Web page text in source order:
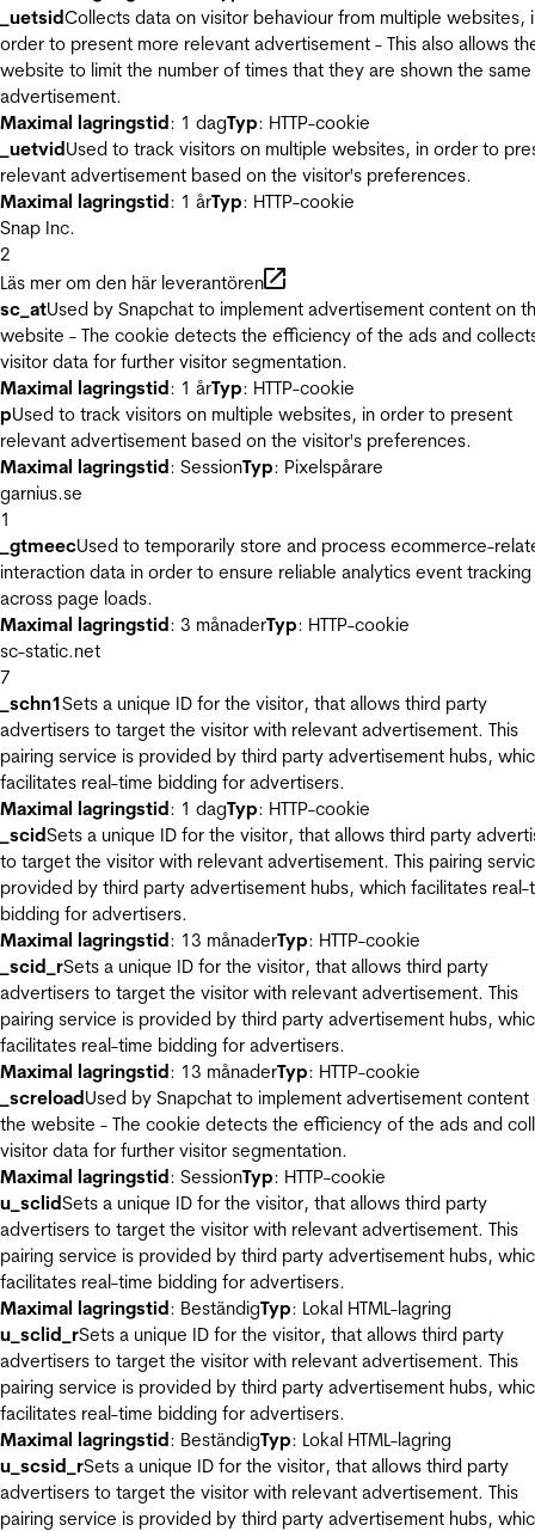
_uetsidCollects data on visitor behaviour from multiple websites,
order to present more relevant advertisement - This also allows
website to limit the number of times that they are shown the same
advertisement.
Maximal lagringstid: 1 dagTyp: HTTP-cookie
_uetvidUsed to track visitors on multiple websites, in order to
relevant advertisement based on the visitor's preferences.
Maximal lagringstid: 1 årTyp: HTTP-cookie
Snap Inc.
2
Läs mer om den här leverantören
sc_atUsed by Snapchat to implement advertisement content on
website - The cookie detects the efficiency of the ads and
visitor data for further visitor segmentation.
Maximal lagringstid: 1 årTyp: HTTP-cookie
pUsed to track visitors on multiple websites, in order to present
relevant advertisement based on the visitor's preferences.
Maximal lagringstid: SessionTyp: Pixelspårare
garnius.se
1
_gtmeecUsed to temporarily store and process ecommerce-
interaction data in order to ensure reliable analytics event tracking
across page loads.
Maximal lagringstid: 3 månaderTyp: HTTP-cookie
sc-static.net
7
_schn1Sets a unique ID for the visitor, that allows third party
advertisers to target the visitor with relevant advertisement. This
pairing service is provided by third party advertisement hubs,
facilitates real-time bidding for advertisers.
Maximal lagringstid: 1 dagTyp: HTTP-cookie
_scidSets a unique ID for the visitor, that allows third party
to target the visitor with relevant advertisement. This pairing
provided by third party advertisement hubs, which facilitates real-
bidding for advertisers.
Maximal lagringstid: 13 månaderTyp: HTTP-cookie
_scid_rSets a unique ID for the visitor, that allows third party
advertisers to target the visitor with relevant advertisement. This
pairing service is provided by third party advertisement hubs,
facilitates real-time bidding for advertisers.
Maximal lagringstid: 13 månaderTyp: HTTP-cookie
_screloadUsed by Snapchat to implement advertisement content
the website - The cookie detects the efficiency of the ads and
visitor data for further visitor segmentation.
Maximal lagringstid: SessionTyp: HTTP-cookie
u_sclidSets a unique ID for the visitor, that allows third party
advertisers to target the visitor with relevant advertisement. This
pairing service is provided by third party advertisement hubs,
facilitates real-time bidding for advertisers.
Maximal lagringstid: BeständigTyp: Lokal HTML-lagring
u_sclid_rSets a unique ID for the visitor, that allows third party
advertisers to target the visitor with relevant advertisement. This
pairing service is provided by third party advertisement hubs,
facilitates real-time bidding for advertisers.
Maximal lagringstid: BeständigTyp: Lokal HTML-lagring
u_scsid_rSets a unique ID for the visitor, that allows third party
advertisers to target the visitor with relevant advertisement. This
pairing service is provided by third party advertisement hubs,